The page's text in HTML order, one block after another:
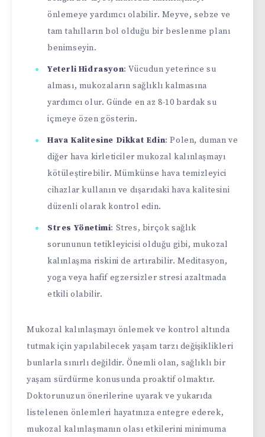
önlemeye yardımcı olabilir. Meyve, sebze ve
tam tahılların bol olduğu bir beslenme planı
benimseyin.
Yeterli Hidrasyon: Vücudun yeterince su
alması, mukozaların sağlıklı kalmasına
yardımcı olur. Günde en az 8-10 bardak su
içmeye özen gösterin.
Hava Kalitesine Dikkat Edin: Polen, duman ve
diğer hava kirleticiler mukozal kalınlaşmayı
kötüleştirebilir. Mümkünse hava temizleyici
cihazlar kullanın ve dışarıdaki hava kalitesini
düzenli olarak kontrol edin.
Stres Yönetimi: Stres, birçok sağlık
sorununun tetikleyicisi olduğu gibi, mukozal
kalınlaşma riskini de artırabilir. Meditasyon,
yoga veya hafif egzersizler stresi azaltmada
etkili olabilir.
Mukozal kalınlaşmayı önlemek ve kontrol altında
tutmak için yapılabilecek yaşam tarzı değişiklikleri
bunlarla sınırlı değildir. Önemli olan, sağlıklı bir
yaşam sürdürme konusunda proaktif olmaktır.
Doktorunuzun önerilerine uyarak ve yukarıda
listelenen önlemleri hayatınıza entegre ederek,
mukozal kalınlaşmanın olası etkilerini minimuma